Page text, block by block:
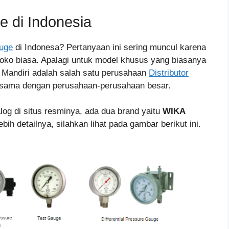
di Indonesia
di Indonesa? Pertanyaan ini sering muncul karena
biasa. Apalagi untuk model khusus yang biasanya
adalah salah satu perusahaan Distributor
dengan perusahaan-perusahaan besar.
di situs resminya, ada dua brand yaitu WIKA
detailnya, silahkan lihat pada gambar berikut ini.